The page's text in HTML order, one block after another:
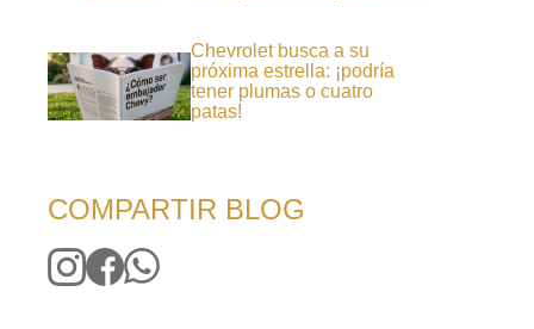
Chevrolet busca a su
próxima estrella: ¡podría
tener plumas o cuatro
patas!
COMPARTIR BLOG